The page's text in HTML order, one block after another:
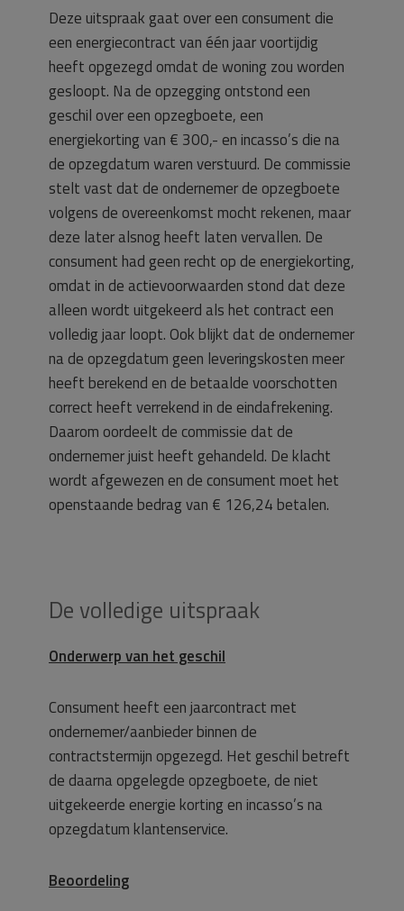
Deze uitspraak gaat over een consument die
een energiecontract van één jaar voortijdig
heeft opgezegd omdat de woning zou worden
gesloopt. Na de opzegging ontstond een
geschil over een opzegboete, een
energiekorting van € 300,- en incasso’s die na
de opzegdatum waren verstuurd. De commissie
stelt vast dat de ondernemer de opzegboete
volgens de overeenkomst mocht rekenen, maar
deze later alsnog heeft laten vervallen. De
consument had geen recht op de energiekorting,
omdat in de actievoorwaarden stond dat deze
alleen wordt uitgekeerd als het contract een
volledig jaar loopt. Ook blijkt dat de ondernemer
na de opzegdatum geen leveringskosten meer
heeft berekend en de betaalde voorschotten
correct heeft verrekend in de eindafrekening.
Daarom oordeelt de commissie dat de
ondernemer juist heeft gehandeld. De klacht
wordt afgewezen en de consument moet het
openstaande bedrag van € 126,24 betalen.
De volledige uitspraak
Onderwerp van het geschil
Consument heeft een jaarcontract met
ondernemer/aanbieder binnen de
contractstermijn opgezegd. Het geschil betreft
de daarna opgelegde opzegboete, de niet
uitgekeerde energie korting en incasso’s na
opzegdatum klantenservice.
Beoordeling